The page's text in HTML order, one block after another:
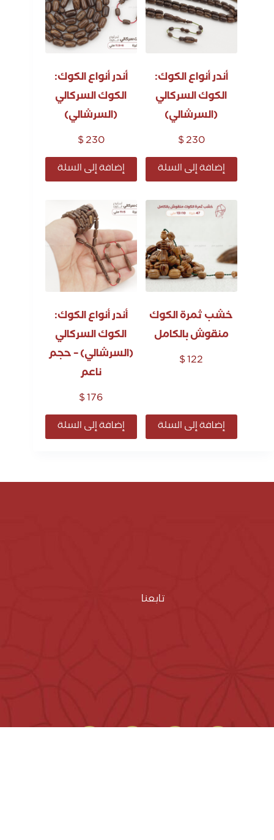
أندر أنواع الكوك:
الكوك السركالي
(السرشالي)
$230
إضافة إلى السلة
أندر أنواع الكوك:
الكوك السركالي
(السرشالي)
$230
إضافة إلى السلة
خشب ثمرة الكوك
منقوش بالكامل
$122
إضافة إلى السلة
أندر أنواع الكوك:
الكوك السركالي
(السرشالي) – حجم
ناعم
$176
إضافة إلى السلة
تابعنا